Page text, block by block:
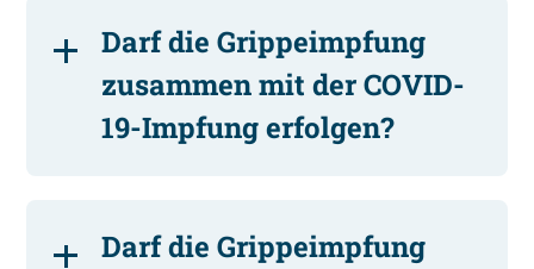
Darf die Grippeimpfung
zusammen mit der COVID-
19-Impfung erfolgen?
Darf die Grippeimpfung